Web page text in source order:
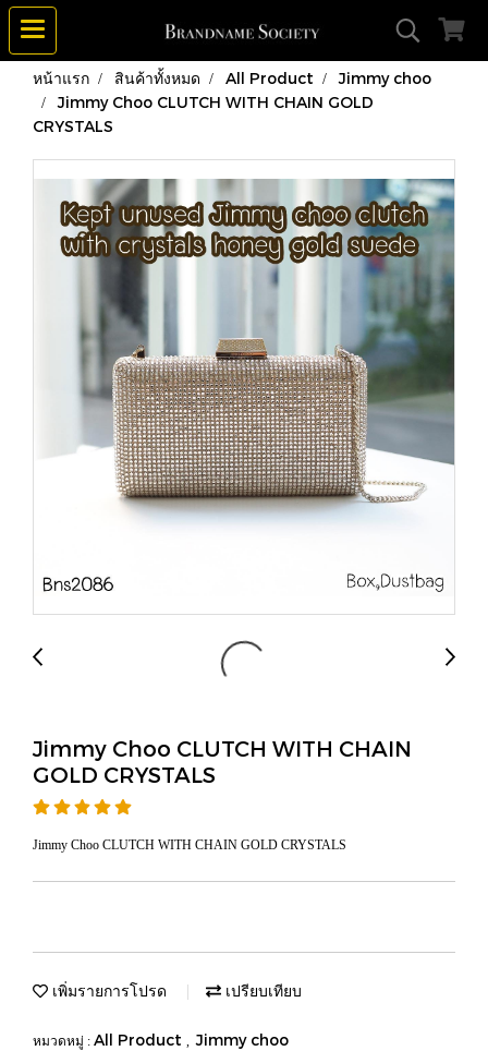
หน้าแรก สินค้าทั้งหมด All Product
Jimmy choo
Jimmy Choo CLUTCH WITH CHAIN GOLD
CRYSTALS
Jimmy Choo CLUTCH WITH CHAIN
GOLD CRYSTALS
Jimmy Choo CLUTCH WITH CHAIN GOLD CRYSTALS
เพิ่มรายการโปรด เปรียบเทียบ
หมวดหมู่ : All Product , Jimmy choo